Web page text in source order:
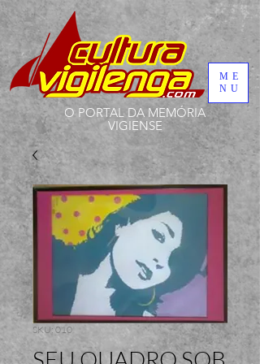
ME
NU
O PORTAL DA MEMÓRIA
VIGIENSE
SKU: 010